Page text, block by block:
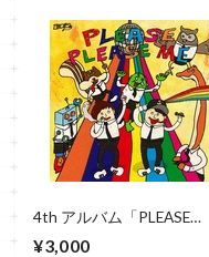
4th アルバム「PLEASE
¥3,000